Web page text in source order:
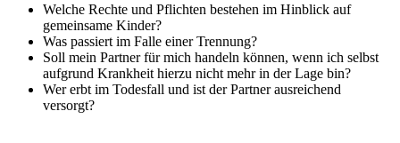
Welche Rechte und Pflichten bestehen im Hinblick auf
gemeinsame Kinder?
Was passiert im Falle einer Trennung?
Soll mein Partner für mich handeln können, wenn ich selbst
aufgrund Krankheit hierzu nicht mehr in der Lage bin?
Wer erbt im Todesfall und ist der Partner ausreichend
versorgt?